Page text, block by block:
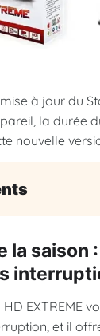
à jour du
la durée
nouvelle
la saison
EXTREME
et il